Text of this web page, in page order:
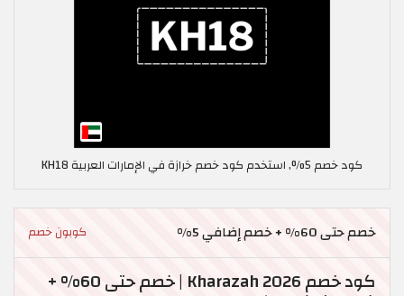
كود خصم 5%, استخدم كود خصم خرازة في الإمارات العربية KH18
خصم حتى 60% + خصم إضافي 5% كوبون خصم
كود خصم Kharazah 2026 | خصم حتى 60% +